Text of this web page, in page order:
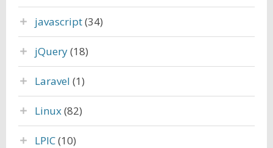
javascript(34)
jQuery(18)
Laravel (1)
Linux(82)
LPIC(10)